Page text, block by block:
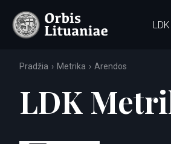
Pradžia Metrika Arendos
LDK